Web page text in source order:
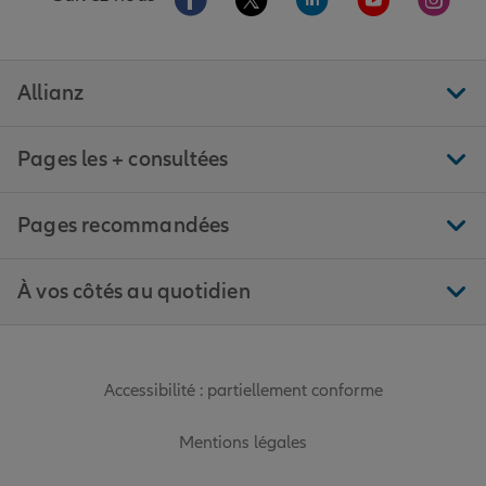
Allianz
Pages les + consultées
Pages recommandées
À vos côtés au quotidien
Accessibilité : partiellement conforme
Mentions légales